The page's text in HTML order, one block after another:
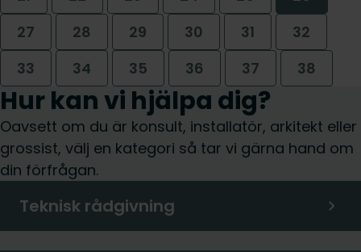
27
28 29 30 31
32
33
34 35 36 37 38
Hur kan vi hjälpa dig?
Oavsett om du är konsult, installatör, arkitekt eller
grossist, välj en kategori så tar vi gärna hand om
din förfrågan.
Teknisk rådgivning